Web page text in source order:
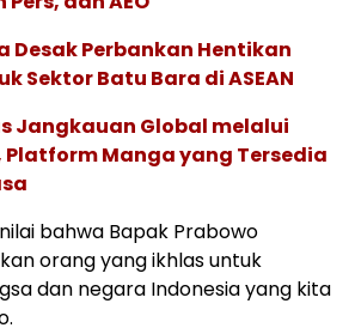
Desak Perbankan Hentikan
Sektor Batu Bara di ASEAN
Jangkauan Global melalui
Platform Manga yang Tersedia
bahwa Bapak Prabowo
orang yang ikhlas untuk
dan negara Indonesia yang kita